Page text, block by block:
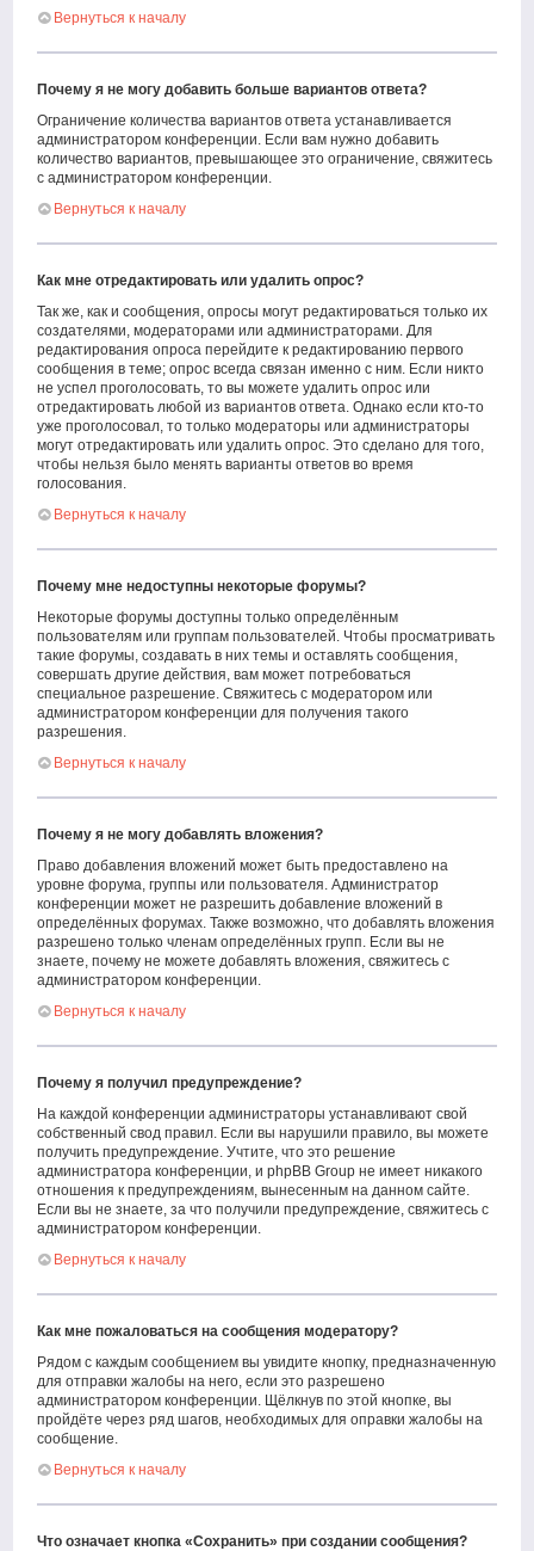
Вернуться к началу
Почему я не могу добавить больше вариантов ответа?
Ограничение количества вариантов ответа устанавливается
администратором конференции. Если вам нужно добавить
количество вариантов, превышающее это ограничение, свяжитесь
с администратором конференции.
Вернуться к началу
Как мне отредактировать или удалить опрос?
Так же, как и сообщения, опросы могут редактироваться только их
создателями, модераторами или администраторами. Для
редактирования опроса перейдите к редактированию первого
сообщения в теме; опрос всегда связан именно с ним. Если никто
не успел проголосовать, то вы можете удалить опрос или
отредактировать любой из вариантов ответа. Однако если кто-то
уже проголосовал, то только модераторы или администраторы
могут отредактировать или удалить опрос. Это сделано для того,
чтобы нельзя было менять варианты ответов во время
голосования.
Вернуться к началу
Почему мне недоступны некоторые форумы?
Некоторые форумы доступны только определённым
пользователям или группам пользователей. Чтобы просматривать
такие форумы, создавать в них темы и оставлять сообщения,
совершать другие действия, вам может потребоваться
специальное разрешение. Свяжитесь с модератором или
администратором конференции для получения такого
разрешения.
Вернуться к началу
Почему я не могу добавлять вложения?
Право добавления вложений может быть предоставлено на
уровне форума, группы или пользователя. Администратор
конференции может не разрешить добавление вложений в
определённых форумах. Также возможно, что добавлять вложения
разрешено только членам определённых групп. Если вы не
знаете, почему не можете добавлять вложения, свяжитесь с
администратором конференции.
Вернуться к началу
Почему я получил предупреждение?
На каждой конференции администраторы устанавливают свой
собственный свод правил. Если вы нарушили правило, вы можете
получить предупреждение. Учтите, что это решение
администратора конференции, и phpBB Group не имеет никакого
отношения к предупреждениям, вынесенным на данном сайте.
Если вы не знаете, за что получили предупреждение, свяжитесь с
администратором конференции.
Вернуться к началу
Как мне пожаловаться на сообщения модератору?
Рядом с каждым сообщением вы увидите кнопку, предназначенную
для отправки жалобы на него, если это разрешено
администратором конференции. Щёлкнув по этой кнопке, вы
пройдёте через ряд шагов, необходимых для оправки жалобы на
сообщение.
Вернуться к началу
Что означает кнопка «Сохранить» при создании сообщения?